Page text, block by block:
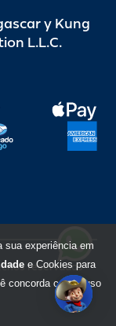
y Kung
L.L.C.
reservados
sua experiência em
e Cookies para
concorda com o uso